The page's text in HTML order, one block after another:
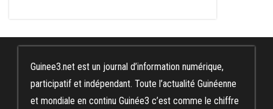
Guinee3.net est un journal d’information numérique,
participatif et indépendant. Toute l’actualité Guinéenne
et mondiale en continu Guinée3 c’est comme le chiffre